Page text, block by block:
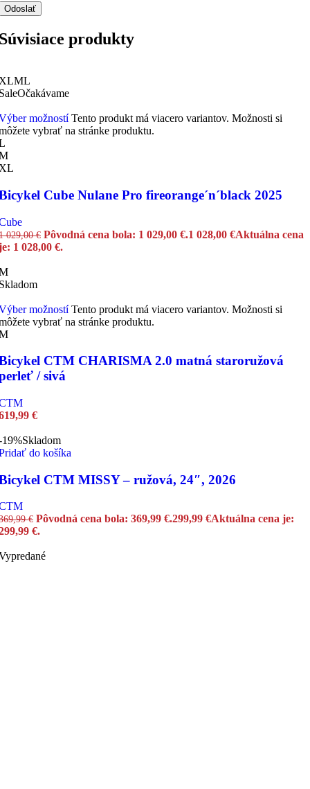
produkty
ML
Očakávame
možností Tento produkt má viacero variantov. Možnosti si
vybrať na stránke produktu.
Cube Nulane Pro fireorange´n´black 2025
029,00€ Pôvodná cena bola: 1 029,00 €.1 028,00 €Aktuálna cena
1 028,00 €.
možností Tento produkt má viacero variantov. Možnosti si
vybrať na stránke produktu.
CTM CHARISMA 2.0 matná staroružová
/ sivá
€
19%Skladom
do košíka
CTM MISSY – ružová, 24″, 2026
€ Pôvodná cena bola: 369,99 €.299,99 €Aktuálna cena je:
€.